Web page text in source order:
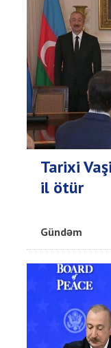
Tarixi
il ötür
Gündəm